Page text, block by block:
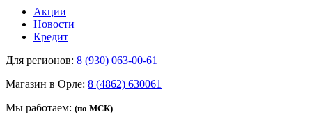
Акции
Новости
Кредит
Для регионов: 8 (930) 063-00-61
Магазин в Орле: 8 (4862) 630061
Мы работаем: (по МСК)